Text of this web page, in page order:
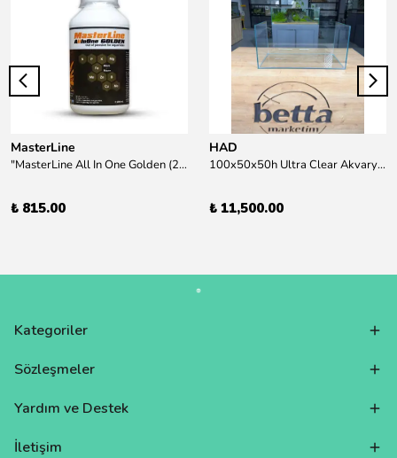
MasterLine
"MasterLine All In One Golden (200 ml) Daha yüksek zorluk derecesine sahip bitkiler için Özel formül Tam Besin "
₺ 815.00
HAD
100x50x50h Ultra Clear Akvaryum 10mm 90derece Birleşim /Sadece Otobüs Kargosu ile Gönderim Yapılır !
₺ 11,500.00
Kategoriler
Sözleşmeler
Yardım ve Destek
İletişim